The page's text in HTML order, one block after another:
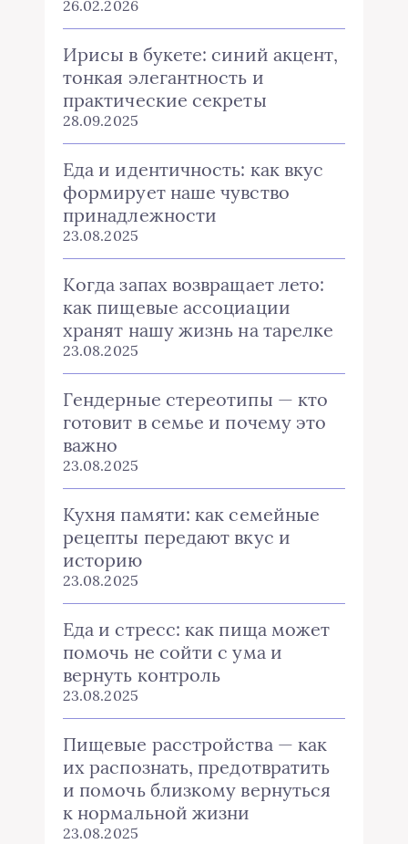
26.02.2026
Ирисы в букете: синий акцент,
тонкая элегантность и
практические секреты
28.09.2025
Еда и идентичность: как вкус
формирует наше чувство
принадлежности
23.08.2025
Когда запах возвращает лето:
как пищевые ассоциации
хранят нашу жизнь на тарелке
23.08.2025
Гендерные стереотипы — кто
готовит в семье и почему это
важно
23.08.2025
Кухня памяти: как семейные
рецепты передают вкус и
историю
23.08.2025
Еда и стресс: как пища может
помочь не сойти с ума и
вернуть контроль
23.08.2025
Пищевые расстройства — как
их распознать, предотвратить
и помочь близкому вернуться
к нормальной жизни
23.08.2025